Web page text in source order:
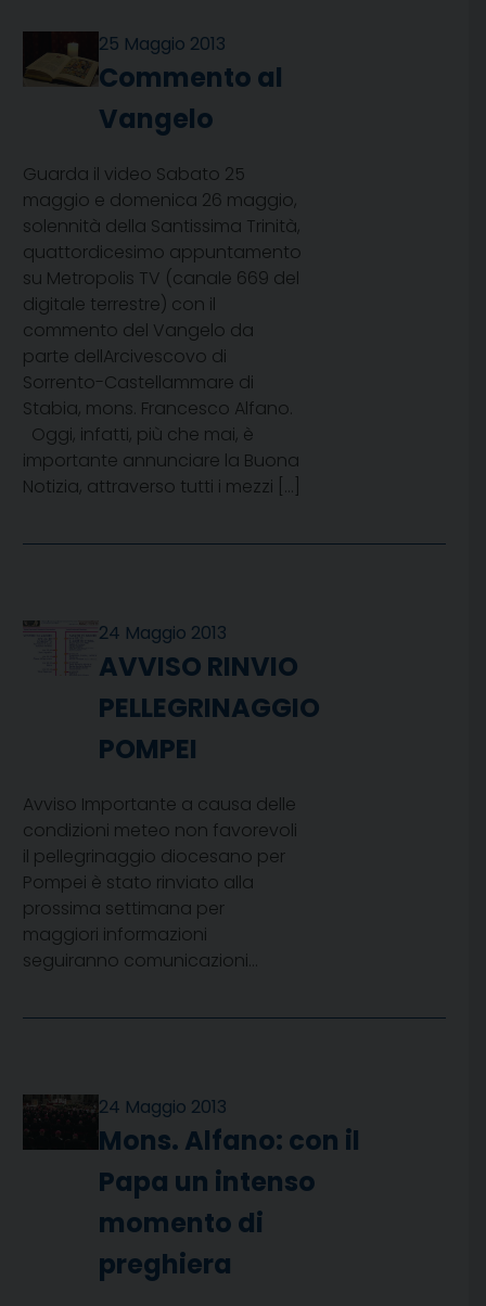
25 Maggio 2013
Commento al
Vangelo
Guarda il video Sabato 25
maggio e domenica 26 maggio,
solennità della Santissima Trinità,
quattordicesimo appuntamento
su Metropolis TV (canale 669 del
digitale terrestre) con il
commento del Vangelo da
parte dellArcivescovo di
Sorrento-Castellammare di
Stabia, mons. Francesco Alfano.
Oggi, infatti, più che mai, è
importante annunciare la Buona
Notizia, attraverso tutti i mezzi […]
24 Maggio 2013
AVVISO RINVIO
PELLEGRINAGGIO
POMPEI
Avviso Importante a causa delle
condizioni meteo non favorevoli
il pellegrinaggio diocesano per
Pompei è stato rinviato alla
prossima settimana per
maggiori informazioni
seguiranno comunicazioni…
24 Maggio 2013
Mons. Alfano: con il
Papa un intenso
momento di
preghiera